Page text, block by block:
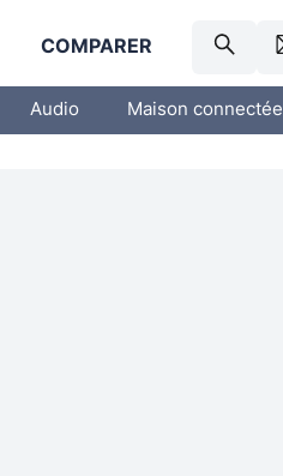
COMPARER
Audio Maison connectée